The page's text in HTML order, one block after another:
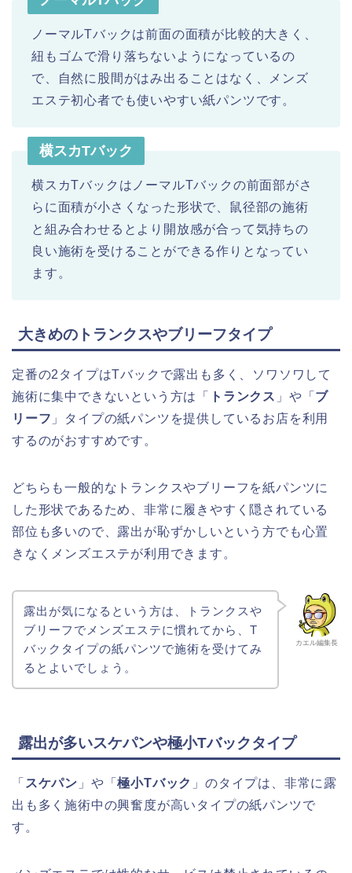
ノーマルTバックは前面の面積が比較的大きく、
紐もゴムで滑り落ちないようになっているの
で、自然に股間がはみ出ることはなく、メンズ
エステ初心者でも使いやすい紙パンツです。
横スカTバック
横スカTバックはノーマルTバックの前面部がさ
らに面積が小さくなった形状で、鼠径部の施術
と組み合わせるとより開放感が合って気持ちの
良い施術を受けることができる作りとなってい
ます。
大きめのトランクスやブリーフタイプ
定番の2タイプはTバックで露出も多く、ソワソワして
施術に集中できないという方は「
トランクス 」や「 ブ
リーフ 」タイプの紙パンツを提供しているお店を利用
するのがおすすめです。
どちらも一般的なトランクスやブリーフを紙パンツに
した形状であるため、非常に履きやすく隠されている
部位も多いので、露出が恥ずかしいという方でも心置
きなくメンズエステが利用できます。
カエル編集長
露出が気になるという方は、トランクスや
ブリーフでメンズエステに慣れてから、T
バックタイプの紙パンツで施術を受けてみ
るとよいでしょう。
露出が多いスケパンや極小Tバックタイプ
「 スケパン 」や「極小Tバック 」のタイプは、非常に露
出も多く施術中の興奮度が高いタイプの紙パンツで
す。